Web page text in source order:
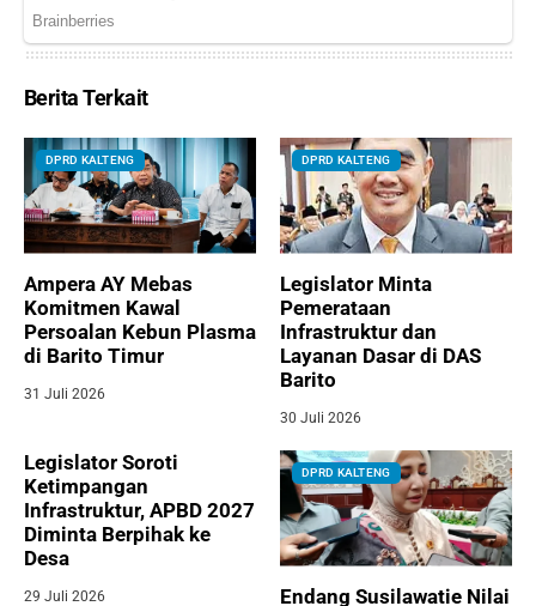
Berita Terkait
DPRD KALTENG
Ampera AY Mebas
Komitmen Kawal
Persoalan Kebun Plasma
di Barito Timur
31 Juli 2026
DPRD KALTENG
Legislator Minta
Pemerataan
Infrastruktur dan
Layanan Dasar di DAS
Barito
30 Juli 2026
Legislator Soroti
Ketimpangan
Infrastruktur, APBD 2027
Diminta Berpihak ke
Desa
29 Juli 2026
DPRD KALTENG
Endang Susilawatie Nilai